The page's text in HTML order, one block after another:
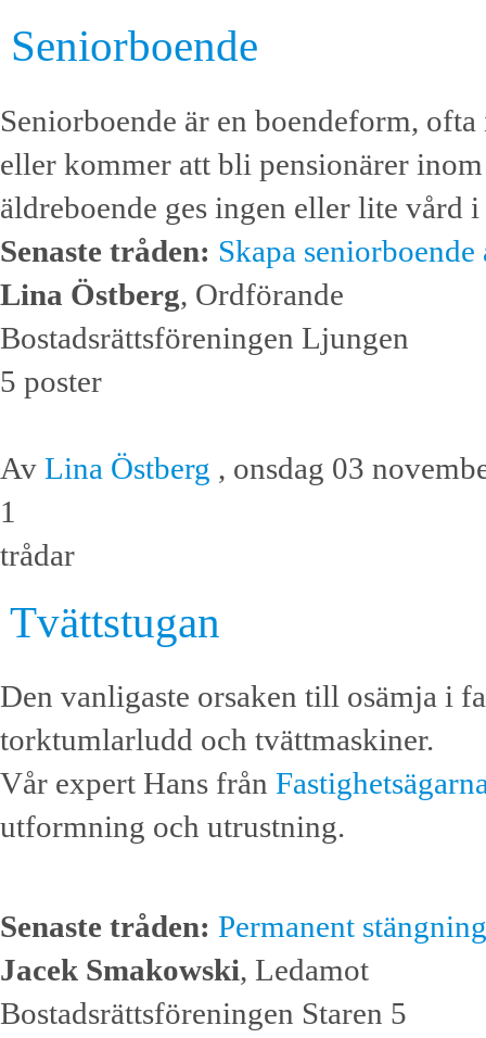
Seniorboende
Seniorboende är en boendeform,
eller kommer att bli pensionärer
äldreboende ges ingen eller lite vård
Senaste tråden: Skapa
Lina Östberg, Ordförande
Bostadsrättsföreningen Ljungen
5 poster
Av Lina Östberg , onsdag 03
1
trådar
Tvättstugan
Den vanligaste orsaken till osämja i
torktumlarludd och tvättmaskiner.
Vår expert Hans från
utformning och utrustning.
Senaste tråden: Permanent
Jacek Smakowski, Ledamot
Bostadsrättsföreningen Staren 5